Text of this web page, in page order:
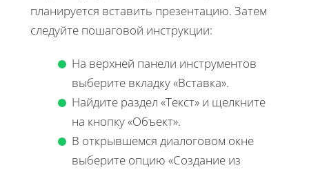
планируется вставить презентацию. Затем
следуйте пошаговой инструкции:
На верхней панели инструментов
выберите вкладку «Вставка».
Найдите раздел «Текст» и щелкните
на кнопку «Объект».
В открывшемся диалоговом окне
выберите опцию «Создание из